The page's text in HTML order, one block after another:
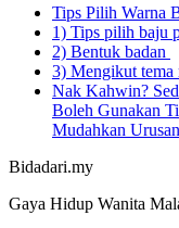
Tips Pilih Warna
1) Tips pilih baju
2) Bentuk badan
3) Mengikut tema
Nak Kahwin?
Boleh Gunakan
Mudahkan Urusan
Bidadari.my
Gaya Hidup Wanita